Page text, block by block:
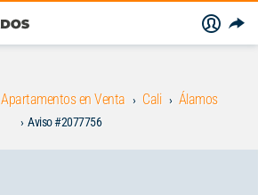
Apartamentos en Venta Cali Álamos
Aviso #2077756